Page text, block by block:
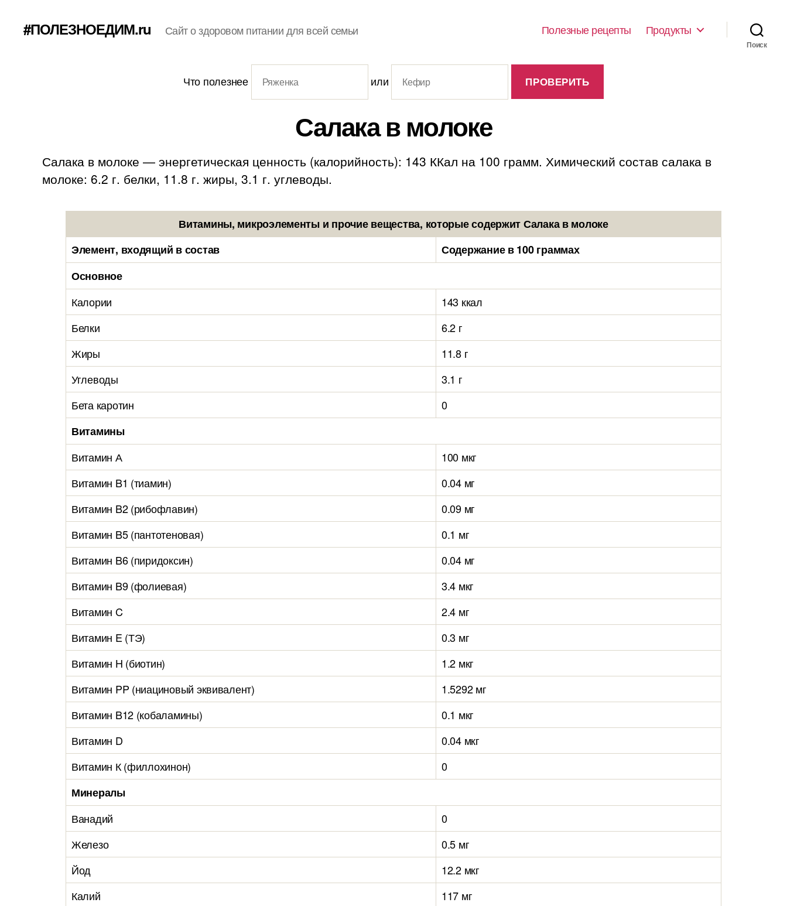
#ПОЛЕЗНОЕДИМ.ru Сайт о здоровом питании для всей семьи Полезные рецепты Продукты
Поиск
Что полезнее или
Салака в молоке
Салака в молоке — энергетическая ценность (калорийность): 143 ККал на 100 грамм. Химический состав салака в
молоке: 6.2 г. белки, 11.8 г. жиры, 3.1 г. углеводы.
Витамины, микроэлементы и прочие вещества, которые содержит Салака в молоке
Элемент, входящий в состав
Содержание в 100 граммах
Основное
Калории
143 ккал
Белки
6.2 г
Жиры
11.8 г
Углеводы
3.1 г
Бета каротин
0
Витамины
Витамин А
100 мкг
Витамин B1 (тиамин)
0.04 мг
Витамин B2 (рибофлавин)
0.09 мг
Витамин B5 (пантотеновая)
0.1 мг
Витамин B6 (пиридоксин)
0.04 мг
Витамин B9 (фолиевая)
3.4 мкг
Витамин C
2.4 мг
Витамин E (ТЭ)
0.3 мг
Витамин H (биотин)
1.2 мкг
Витамин PP (ниациновый эквивалент)
1.5292 мг
Витамин B12 (кобаламины)
0.1 мкг
Витамин D
0.04 мкг
Витамин К (филлохинон)
0
Минералы
Ванадий
0
Железо
0.5 мг
Йод
12.2 мкг
Калий
117 мг